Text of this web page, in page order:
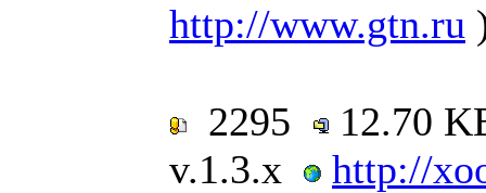
http://www.gtn.ru
2295
12.70
v.1.3.x
http://